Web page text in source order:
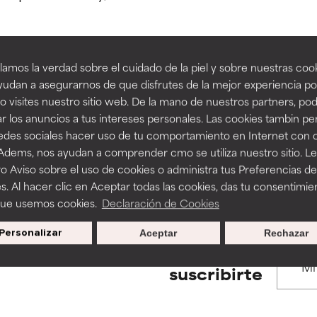
la verdad sobre el cuidado de la piel y sobre nuestras
a asegurarnos de que disfrutes de la mejor experiencia
visites nuestro sitio web. De la mano de nuestros partners,
los anuncios a tus intereses personales. Las cookies tambin
sociales hacer uso de tu comportamiento en Internet con
nos ayudan a comprender cmo se utiliza nuestro sitio.
Aviso sobre el uso de cookies o administra tus Preferencias de
Al hacer clic en Aceptar todas las cookies, das tu
usemos cookies. Declaración de Cookies
Personalizar Rechazar
Aceptar
BACK TO SEARCH
to assess ingredients in this dictionary. Regulations
tan beneficiosos como los de la categoría excelente, suelen ser
la estabilidad o la absorción de una fórmula.
ciertas limitaciones en cuanto a su apariencia, estabilidad o
básicos o que no cuentan con suficiente respaldo científico.
algunos beneficios se recomienda evitarlo por su
efectos adversos como irritación, inflamación o
se utiliza en altas concentraciones o junto con otros
tan beneficiosos como los de la categoría excelente, suelen ser
la estabilidad o la absorción de una fórmula.
ciertas limitaciones en cuanto a su apariencia, estabilidad o
básicos o que no cuentan con suficiente respaldo científico.
algunos beneficios se recomienda evitarlo por su
efectos adversos como irritación, inflamación o
se utiliza en altas concentraciones o junto con otros
suscribirte